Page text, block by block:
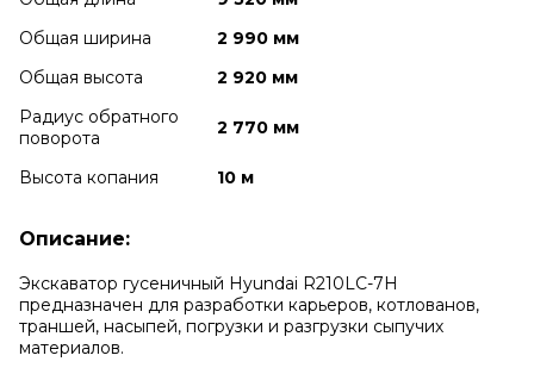
Общая ширина
2 990 мм
Общая высота
2 920 мм
Радиус обратного
поворота
2 770 мм
Высота копания 10 м
Описание:
Экскаватор гусеничный Hyundai R210LC-7H
предназначен для разработки карьеров, котлованов,
траншей, насыпей, погрузки и разгрузки сыпучих
материалов.